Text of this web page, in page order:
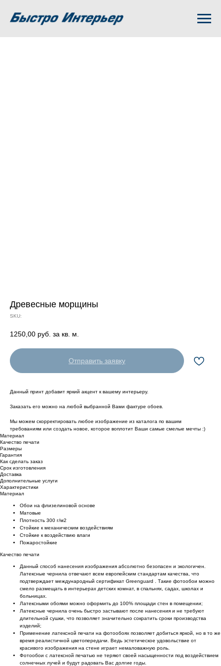
Древесные морщины
SKU:
1250,00 руб. за кв. м.
Отправить заявку
Данный принт добавит яркий акцент к вашему интерьеру.
Заказать его можно на любой выбранной Вами фактуре обоев.
Мы можем скорректировать любое изображение из каталога по вашим
требованиям или создать новое, которое воплотит Ваши самые смелые мечты :)
Материал
Качество печати
Размеры
Гарантия
Как сделать заказ
Срок изготовления
Доставка
Дополнительные услуги
Характеристики
Материал
Обои на флизелиновой основе
Матовые
Плотность 300 г/м2
Стойкие к механическим воздействиям
Cтойкие к воздействию влаги
Пожаростойкие
Качество печати
Данный способ нанесения изображения абсолютно безопасен и экологичен.
Латексные чернила отвечают всем европейским стандартам качества, что
подтверждает международный сертификат Greenguard . Такие фотообои можно
смело размещать в интерьерах детских комнат, в спальнях, садах, школах и
больницах.
Латексными обоями можно оформить до 100% площади стен в помещении;
Латексные чернила очень быстро застывают после нанесения и не требуют
длительной сушки, что позволяет значительно сократить сроки производства
изделий;
Применение латексной печати на фотообоях позволяет добиться яркой, но в то же
время реалистичной цветопередачи. Ведь эстетическое удовольствие от
красивого изображения на стене играет немаловажную роль.
Фотообои с латексной печатью не теряют своей насыщенности под воздействием
солнечных лучей и будут радовать Вас долгие годы.